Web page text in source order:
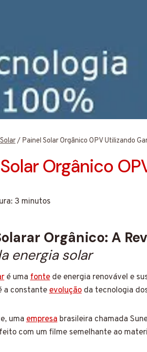
/ Painel Solar Orgânico OPV Utilizando
Orgânico
3 minutos
Orgânico: A
energia solar
é umafontede energia renovável e
a constanteevoluçãoda tecnologia
umaempresabrasileira chamada
com um filme semelhante ao